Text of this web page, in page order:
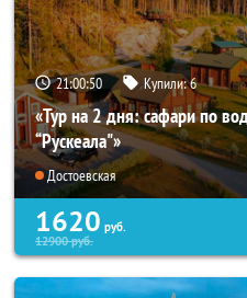
21:00:49 Купили:6
«Тур на 2 дня: сафари по
“Рускеала"»
Достоевская
1620 руб.
12900руб.